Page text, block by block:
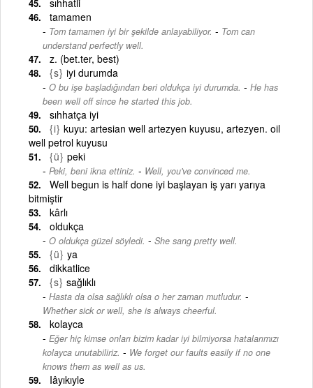
tamamen
Tom tamamen iyi bir şekilde anlayabiliyor. - Tom can
understand perfectly well.
z. (bet.ter, best)
{s} iyi durumda
O bu işe başladığından beri oldukça iyi durumda. - He has
been well off since he started this job.
sıhhatça iyi
{i} kuyu: artesian well artezyen kuyusu, artezyen. oil
well petrol kuyusu
{ü} peki
Peki, beni ikna ettiniz. - Well, you've convinced me.
Well begun is half done iyi başlayan iş yarı yarıya
bitmiştir
kârlı
oldukça
O oldukça güzel söyledi. - She sang pretty well.
{ü} ya
dikkatlice
{s} sağlıklı
Hasta da olsa sağlıklı olsa o her zaman mutludur. -
Whether sick or well, she is always cheerful.
kolayca
Eğer hiç kimse onları bizim kadar iyi bilmiyorsa hatalarımızı
kolayca unutabiliriz. - We forget our faults easily if no one
knows them as well as us.
Iâyıkıyle